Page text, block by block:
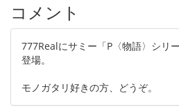
コメント
777Realにサミー「P〈物語〉シリ
登場。
モノガタリ好きの方、どうぞ。